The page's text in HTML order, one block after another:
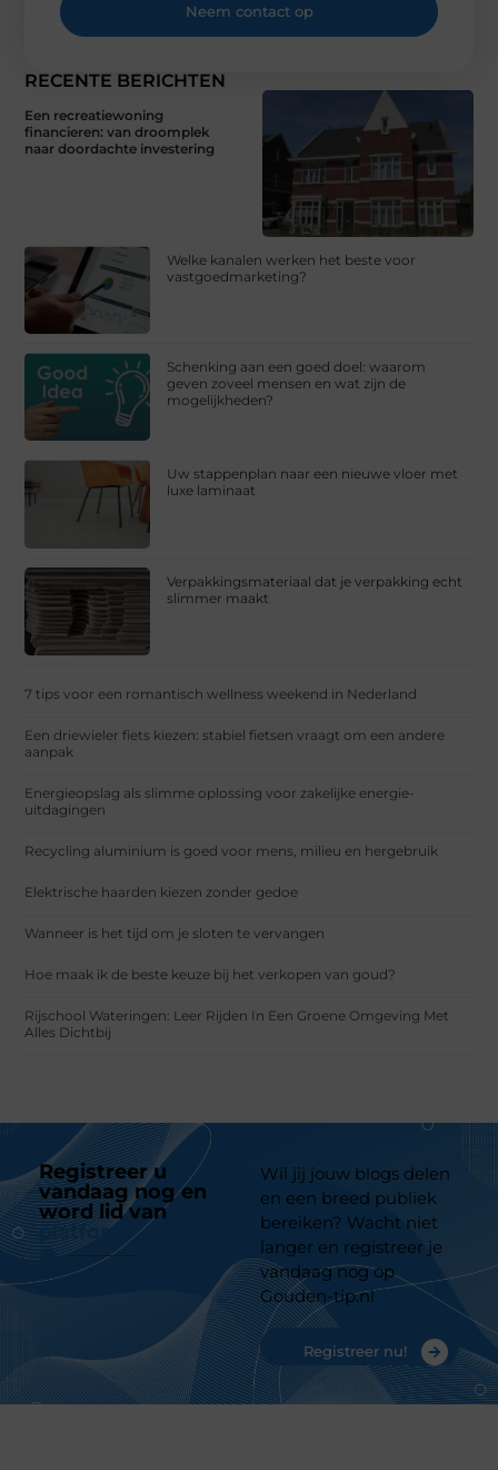
RECENTE BERICHTEN
Een recreatiewoning
financieren: van droomplek
naar doordachte investering
Welke kanalen werken het beste voor
vastgoedmarketing?
Schenking aan een goed doel: waarom
geven zoveel mensen en wat zijn de
mogelijkheden?
Uw stappenplan naar een nieuwe vloer met
luxe laminaat
Verpakkingsmateriaal dat je verpakking echt
slimmer maakt
7 tips voor een romantisch wellness weekend in Nederland
Een driewieler fiets kiezen: stabiel fietsen vraagt om een andere
aanpak
Energieopslag als slimme oplossing voor zakelijke energie-
uitdagingen
Recycling aluminium is goed voor mens, milieu en hergebruik
Elektrische haarden kiezen zonder gedoe
Wanneer is het tijd om je sloten te vervangen
Hoe maak ik de beste keuze bij het verkopen van goud?
Rijschool Wateringen: Leer Rijden In Een Groene Omgeving Met
Alles Dichtbij
Neem contact op
Registreer u
vandaag nog en
word lid van
platform
Wil jij jouw blogs delen
en een breed publiek
bereiken? Wacht niet
langer en registreer je
vandaag nog op
Gouden-tip.nl
Registreer nu!